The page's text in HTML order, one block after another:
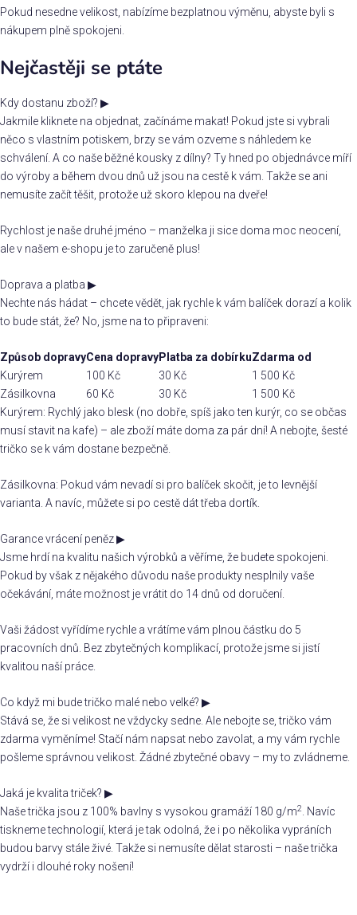
Pokud nesedne velikost, nabízíme bezplatnou výměnu, abyste byli s
nákupem plně spokojeni.
Nejčastěji se ptáte
Kdy dostanu zboží? ▶
Jakmile kliknete na objednat, začínáme makat! Pokud jste si vybrali
něco s vlastním potiskem, brzy se vám ozveme s náhledem ke
schválení. A co naše běžné kousky z dílny? Ty hned po objednávce míří
do výroby a během dvou dnů už jsou na cestě k vám. Takže se ani
nemusíte začít těšit, protože už skoro klepou na dveře!
Rychlost je naše druhé jméno – manželka ji sice doma moc neocení,
ale v našem e-shopu je to zaručeně plus!
Doprava a platba ▶
Nechte nás hádat – chcete vědět, jak rychle k vám balíček dorazí a kolik
to bude stát, že? No, jsme na to připraveni:
Způsob dopravyCena dopravyPlatba za dobírkuZdarma od
Kurýrem
100 Kč 30 Kč
1 500 Kč
Zásilkovna
60 Kč 30 Kč
1 500 Kč
Kurýrem: Rychlý jako blesk (no dobře, spíš jako ten kurýr, co se občas
musí stavit na kafe) – ale zboží máte doma za pár dní! A nebojte, šesté
tričko se k vám dostane bezpečně.
Zásilkovna: Pokud vám nevadí si pro balíček skočit, je to levnější
varianta. A navíc, můžete si po cestě dát třeba dortík.
Garance vrácení peněz▶
Jsme hrdí na kvalitu našich výrobků a věříme, že budete spokojeni.
Pokud by však z nějakého důvodu naše produkty nesplnily vaše
očekávání, máte možnost je vrátit do 14 dnů od doručení.
Vaši žádost vyřídíme rychle a vrátíme vám plnou částku do 5
pracovních dnů. Bez zbytečných komplikací, protože jsme si jistí
kvalitou naší práce.
Co když mi bude tričko malé nebo velké? ▶
Stává se, že si velikost ne vždycky sedne. Ale nebojte se, tričko vám
zdarma vyměníme! Stačí nám napsat nebo zavolat, a my vám rychle
pošleme správnou velikost. Žádné zbytečné obavy – my to zvládneme.
Jaká je kvalita triček? ▶
Naše trička jsou z 100% bavlny s vysokou gramáží 180 g/m2
. Navíc
tiskneme technologií, která je tak odolná, že i po několika vypráních
budou barvy stále živé. Takže si nemusíte dělat starosti – naše trička
vydrží i dlouhé roky nošení!